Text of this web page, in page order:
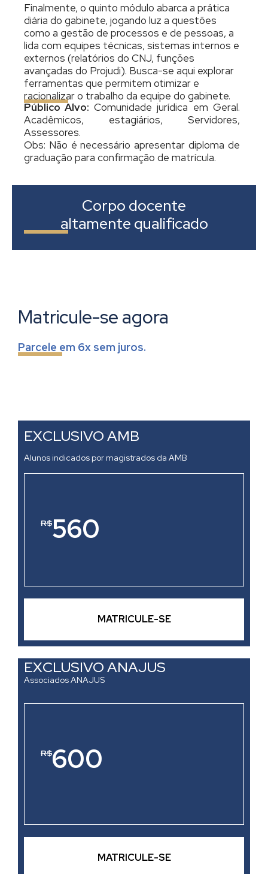
Finalmente, o quinto módulo abarca a prática
diária do gabinete, jogando luz a questões
como a gestão de processos e de pessoas, a
lida com equipes técnicas, sistemas internos e
externos (relatórios do CNJ, funções
avançadas do Projudi). Busca-se aqui explorar
ferramentas que permitem otimizar e
racionalizar o trabalho da equipe do gabinete.
Público Alvo: Comunidade jurídica em Geral.
Acadêmicos, estagiários, Servidores,
Assessores.
Obs: Não é necessário apresentar diploma de
graduação para confirmação de matrícula.
Corpo docente
altamente qualificado
Matricule-se agora
Parcele em 6x sem juros.
EXCLUSIVO AMB
Alunos indicados por magistrados da AMB
R$560
MATRICULE-SE
EXCLUSIVO ANAJUS
Associados ANAJUS
R$600
MATRICULE-SE